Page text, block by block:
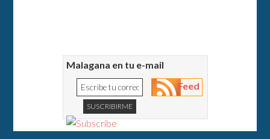
Malagana en tu e-mail
Feed